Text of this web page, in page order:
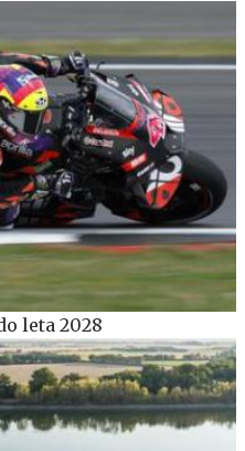
leta 2028